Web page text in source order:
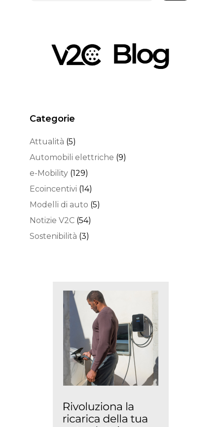
Categorie
Attualità (5)
Automobili elettriche (9)
e-Mobility (129)
Ecoincentivi (14)
Modelli di auto (5)
Notizie V2C (54)
Sostenibilità (3)